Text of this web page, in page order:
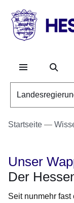
HESSEN
Startseite
Unser
Der
Seit nunmehr